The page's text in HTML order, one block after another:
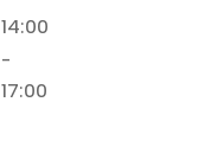
14:00
-
17:00